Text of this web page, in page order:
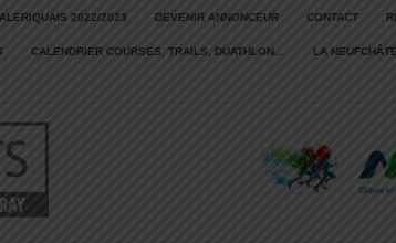
2022/2023 DEVENIR ANNONCEUR CONTACT
CALENDRIER COURSES, TRAILS, DUATHLON… LA